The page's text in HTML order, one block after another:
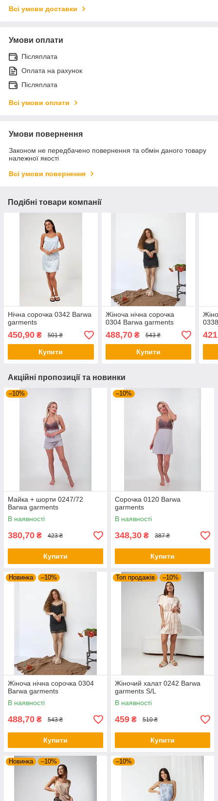
Всі умови доставки
Умови оплати
Післяплата
Оплата на рахунок
Післяплата
Всі умови оплати
Умови повернення
Законом не передбачено повернення та обмін даного товару
належної якості
Всі умови повернення
Подібні товари компанії
Нічна сорочка 0342 Barwa
garments
450,90 ₴ 501 ₴
Купити
Жіноча нічна сорочка
0304 Barwa garments
488,70₴ 543 ₴
Купити
Акційні пропозиції та новинки
–10%
Майка + шорти 0247/72
Barwa garments
В наявності
380,70 ₴ 423 ₴
Купити
–10%
Сорочка 0120 Barwa
garments
В наявності
348,30 ₴ 387 ₴
Купити
Новинка –10%
Жіноча нічна сорочка 0304
Barwa garments
В наявності
488,70 ₴ 543 ₴
Купити
Топ продажів –10%
Жіночий халат 0242 Barwa
garments S/L
В наявності
459 ₴ 510 ₴
Купити
Новинка –10% –10%